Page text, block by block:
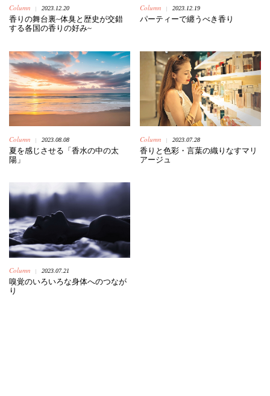
Column 2023.12.20
香りの舞台裏~体臭と歴史が交錯
する各国の香りの好み~
Column 2023.12.19
パーティーで纏うべき香り
Column 2023.08.08
夏を感じさせる「香水の中の太
陽」
Column 2023.07.28
香りと色彩・言葉の織りなすマリ
アージュ
Column 2023.07.21
嗅覚のいろいろな身体へのつなが
り